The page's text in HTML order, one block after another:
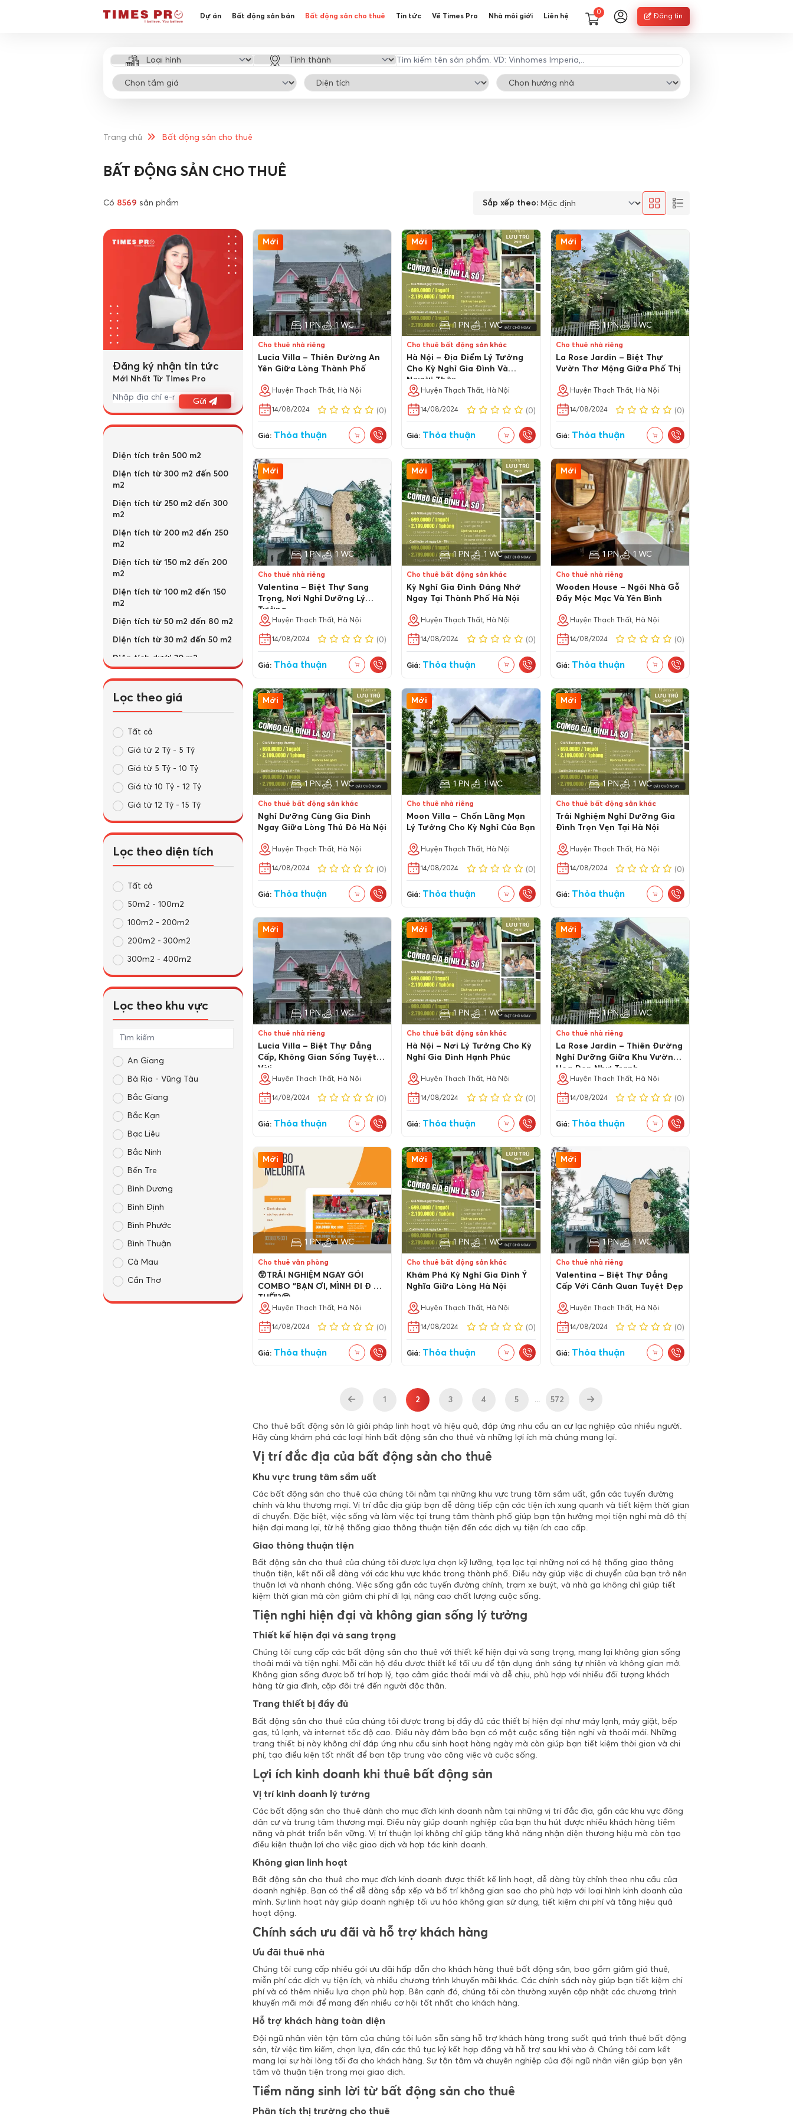
Dự án Bất động sản bán Bất động sản cho thuê Tin tức Về Times Pro Nhà môi giới Liên hệ
0
Đăng tin
Trang chủ Bất động sản cho thuê
BẤT ĐỘNG SẢN CHO THUÊ
Có 8569 sản phẩm Sắp xếp theo:
Đăng ký nhận tin tức
Mới Nhất Từ Times Pro
Gửi
Diện tích trên 500 m2
Diện tích từ 300 m2 đến 500
m2
Diện tích từ 250 m2 đến 300
m2
Diện tích từ 200 m2 đến 250
m2
Diện tích từ 150 m2 đến 200
m2
Diện tích từ 100 m2 đến 150
m2
Diện tích từ 50 m2 đến 80 m2
Diện tích từ 30 m2 đến 50 m2
Diện tích dưới 30 m2
giá trên 100 triệu
Giá từ 70 triệu đến 100 triệu
Giá từ 40 triệu đến 70 triệu
Giá từ 10 triệu đến 40 triệu
Giá từ 5 triệu đến 10 triệu
Giá từ 3 triệu đến 5 triệu
Giá từ 1 triệu đến 3 triệu
Cho thuê bất động sản khác
Cho thuê kho, nhà xưởng,
đất
Cho thuê cửa hàng, ki ốt
Cho thuê nhà trọ, phòng trọ
Cho thuê nhà mặt phố
Cho thuê căn hộ chung cư
Cho thuê nhà riêng
Lọc theo giá
Tất cả
Giá từ 2 Tỷ - 5 Tỷ
Giá từ 5 Tỷ - 10 Tỷ
Giá từ 10 Tỷ - 12 Tỷ
Giá từ 12 Tỷ - 15 Tỷ
Lọc theo diện tích
Tất cả
50m2 - 100m2
100m2 - 200m2
200m2 - 300m2
300m2 - 400m2
Lọc theo khu vực
An Giang
Bà Rịa - Vũng Tàu
Bắc Giang
Bắc Kạn
Bạc Liêu
Bắc Ninh
Bến Tre
Bình Dương
Bình Định
Bình Phước
Bình Thuận
Cà Mau
Cần Thơ
Mới
1 PN 1 WC
Cho thuê nhà riêng
Lucia Villa – Thiên Đường An
Yên Giữa Lòng Thành Phố
Huyện Thạch Thất, Hà Nội
14/08/2024 (0)
Giá: Thỏa thuận
Mới
1 PN 1 WC
Cho thuê bất động sản khác
Hà Nội – Địa Điểm Lý Tưởng
Cho Kỳ Nghỉ Gia Đình Và
Người Thân
Huyện Thạch Thất, Hà Nội
14/08/2024 (0)
Giá: Thỏa thuận
Mới
1 PN 1 WC
Cho thuê nhà riêng
La Rose Jardin – Biệt Thự
Vườn Thơ Mộng Giữa Phố Thị
Huyện Thạch Thất, Hà Nội
14/08/2024 (0)
Giá: Thỏa thuận
Mới
1 PN 1 WC
Cho thuê nhà riêng
Valentina – Biệt Thự Sang
Trọng, Nơi Nghỉ Dưỡng Lý
Tưởng
Huyện Thạch Thất, Hà Nội
14/08/2024 (0)
Giá: Thỏa thuận
Mới
1 PN 1 WC
Cho thuê bất động sản khác
Kỳ Nghỉ Gia Đình Đáng Nhớ
Ngay Tại Thành Phố Hà Nội
Huyện Thạch Thất, Hà Nội
14/08/2024 (0)
Giá: Thỏa thuận
Mới
1 PN 1 WC
Cho thuê nhà riêng
Wooden House – Ngôi Nhà Gỗ
Đầy Mộc Mạc Và Yên Bình
Huyện Thạch Thất, Hà Nội
14/08/2024 (0)
Giá: Thỏa thuận
Mới
1 PN 1 WC
Cho thuê bất động sản khác
Nghỉ Dưỡng Cùng Gia Đình
Ngay Giữa Lòng Thủ Đô Hà Nội
Huyện Thạch Thất, Hà Nội
14/08/2024 (0)
Giá: Thỏa thuận
Mới
1 PN 1 WC
Cho thuê nhà riêng
Moon Villa – Chốn Lãng Mạn
Lý Tưởng Cho Kỳ Nghỉ Của Bạn
Huyện Thạch Thất, Hà Nội
14/08/2024 (0)
Giá: Thỏa thuận
Mới
1 PN 1 WC
Cho thuê bất động sản khác
Trải Nghiệm Nghỉ Dưỡng Gia
Đình Trọn Vẹn Tại Hà Nội
Huyện Thạch Thất, Hà Nội
14/08/2024 (0)
Giá: Thỏa thuận
Mới
1 PN 1 WC
Cho thuê nhà riêng
Lucia Villa – Biệt Thự Đẳng
Cấp, Không Gian Sống Tuyệt
Vời
Huyện Thạch Thất, Hà Nội
14/08/2024 (0)
Giá: Thỏa thuận
Mới
1 PN 1 WC
Cho thuê bất động sản khác
Hà Nội – Nơi Lý Tưởng Cho Kỳ
Nghỉ Gia Đình Hạnh Phúc
Huyện Thạch Thất, Hà Nội
14/08/2024 (0)
Giá: Thỏa thuận
Mới
1 PN 1 WC
Cho thuê nhà riêng
La Rose Jardin – Thiên Đường
Nghỉ Dưỡng Giữa Khu Vườn
Hoa Đẹp Như Tranh
Huyện Thạch Thất, Hà Nội
14/08/2024 (0)
Giá: Thỏa thuận
Mới
1 PN 1 WC
Cho thuê văn phòng
😲TRẢI NGHIỆM NGAY GÓI
COMBO “BẠN ƠI, MÌNH ĐI Đ U
THẾ”?🤩
Huyện Thạch Thất, Hà Nội
14/08/2024 (0)
Giá: Thỏa thuận
Mới
1 PN 1 WC
Cho thuê bất động sản khác
Khám Phá Kỳ Nghỉ Gia Đình Ý
Nghĩa Giữa Lòng Hà Nội
Huyện Thạch Thất, Hà Nội
14/08/2024 (0)
Giá: Thỏa thuận
Mới
1 PN 1 WC
Cho thuê nhà riêng
Valentina – Biệt Thự Đẳng
Cấp Với Cảnh Quan Tuyệt Đẹp
Huyện Thạch Thất, Hà Nội
14/08/2024 (0)
Giá: Thỏa thuận
1 2 3 4 5 ... 572
Cho thuê bất động sản là giải pháp linh hoạt và hiệu quả, đáp ứng nhu cầu an cư lạc nghiệp của nhiều người.
Hãy cùng khám phá các loại hình bất động sản cho thuê và những lợi ích mà chúng mang lại.
Vị trí đắc địa của bất động sản cho thuê
Khu vực trung tâm sầm uất
Các bất động sản cho thuê của chúng tôi nằm tại những khu vực trung tâm sầm uất, gần các tuyến đường
chính và khu thương mại. Vị trí đắc địa giúp bạn dễ dàng tiếp cận các tiện ích xung quanh và tiết kiệm thời gian
di chuyển. Đặc biệt, việc sống và làm việc tại trung tâm thành phố giúp bạn tận hưởng mọi tiện nghi mà đô thị
hiện đại mang lại, từ hệ thống giao thông thuận tiện đến các dịch vụ tiện ích cao cấp.
Giao thông thuận tiện
Bất động sản cho thuê của chúng tôi được lựa chọn kỹ lưỡng, tọa lạc tại những nơi có hệ thống giao thông
thuận tiện, kết nối dễ dàng với các khu vực khác trong thành phố. Điều này giúp việc di chuyển của bạn trở nên
thuận lợi và nhanh chóng. Việc sống gần các tuyến đường chính, trạm xe buýt, và nhà ga không chỉ giúp tiết
kiệm thời gian mà còn giảm chi phí đi lại, nâng cao chất lượng cuộc sống.
Tiện nghi hiện đại và không gian sống lý tưởng
Thiết kế hiện đại và sang trọng
Chúng tôi cung cấp các bất động sản cho thuê với thiết kế hiện đại và sang trọng, mang lại không gian sống
thoải mái và tiện nghi. Mỗi căn hộ đều được thiết kế tối ưu để tận dụng ánh sáng tự nhiên và không gian mở.
Không gian sống được bố trí hợp lý, tạo cảm giác thoải mái và dễ chịu, phù hợp với nhiều đối tượng khách
hàng từ gia đình, cặp đôi trẻ đến người độc thân.
Trang thiết bị đầy đủ
Bất động sản cho thuê của chúng tôi được trang bị đầy đủ các thiết bị hiện đại như máy lạnh, máy giặt, bếp
gas, tủ lạnh, và internet tốc độ cao. Điều này đảm bảo bạn có một cuộc sống tiện nghi và thoải mái. Những
trang thiết bị này không chỉ đáp ứng nhu cầu sinh hoạt hàng ngày mà còn giúp bạn tiết kiệm thời gian và chi
phí, tạo điều kiện tốt nhất để bạn tập trung vào công việc và cuộc sống.
Lợi ích kinh doanh khi thuê bất động sản
Vị trí kinh doanh lý tưởng
Các bất động sản cho thuê dành cho mục đích kinh doanh nằm tại những vị trí đắc địa, gần các khu vực đông
dân cư và trung tâm thương mại. Điều này giúp doanh nghiệp của bạn thu hút được nhiều khách hàng tiềm
năng và phát triển bền vững. Vị trí thuận lợi không chỉ giúp tăng khả năng nhận diện thương hiệu mà còn tạo
điều kiện thuận lợi cho việc giao dịch và hợp tác kinh doanh.
Không gian linh hoạt
Bất động sản cho thuê cho mục đích kinh doanh được thiết kế linh hoạt, dễ dàng tùy chỉnh theo nhu cầu của
doanh nghiệp. Bạn có thể dễ dàng sắp xếp và bố trí không gian sao cho phù hợp với loại hình kinh doanh của
mình. Sự linh hoạt này giúp doanh nghiệp tối ưu hóa không gian sử dụng, tiết kiệm chi phí và tăng hiệu quả
hoạt động.
Chính sách ưu đãi và hỗ trợ khách hàng
Ưu đãi thuê nhà
Chúng tôi cung cấp nhiều gói ưu đãi hấp dẫn cho khách hàng thuê bất động sản, bao gồm giảm giá thuê,
miễn phí các dịch vụ tiện ích, và nhiều chương trình khuyến mãi khác. Các chính sách này giúp bạn tiết kiệm chi
phí và có thêm nhiều lựa chọn phù hợp. Bên cạnh đó, chúng tôi còn thường xuyên cập nhật các chương trình
khuyến mãi mới để mang đến nhiều cơ hội tốt nhất cho khách hàng.
Hỗ trợ khách hàng toàn diện
Đội ngũ nhân viên tận tâm của chúng tôi luôn sẵn sàng hỗ trợ khách hàng trong suốt quá trình thuê bất động
sản, từ việc tìm kiếm, chọn lựa, đến các thủ tục ký kết hợp đồng và hỗ trợ sau khi vào ở. Chúng tôi cam kết
mang lại sự hài lòng tối đa cho khách hàng. Sự tận tâm và chuyên nghiệp của đội ngũ nhân viên giúp bạn yên
tâm và thuận tiện trong mọi giao dịch.
Tiềm năng sinh lời từ bất động sản cho thuê
Phân tích thị trường cho thuê